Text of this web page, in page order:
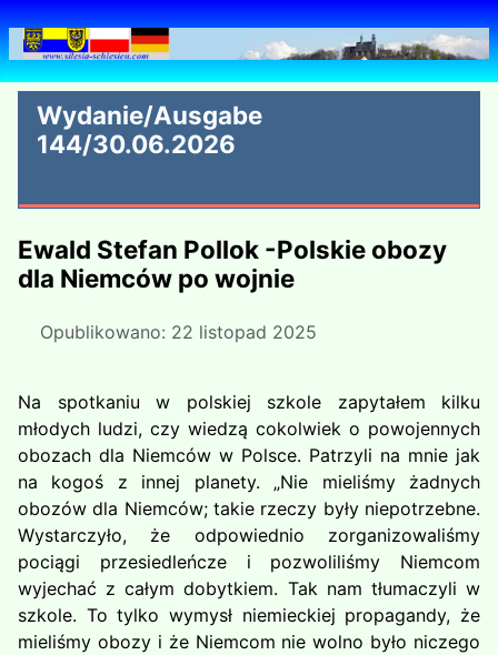
Wydanie/Ausgabe
144/30.06.2026
Ewald Stefan Pollok -Polskie obozy
dla Niemców po wojnie
Opublikowano: 22 listopad 2025
Na spotkaniu w polskiej szkole zapytałem kilku
młodych ludzi, czy wiedzą cokolwiek o powojennych
obozach dla Niemców w Polsce. Patrzyli na mnie jak
na kogoś z innej planety. „Nie mieliśmy żadnych
obozów dla Niemców; takie rzeczy były niepotrzebne.
Wystarczyło, że odpowiednio zorganizowaliśmy
pociągi przesiedleńcze i pozwoliliśmy Niemcom
wyjechać z całym dobytkiem. Tak nam tłumaczyli w
szkole. To tylko wymysł niemieckiej propagandy, że
mieliśmy obozy i że Niemcom nie wolno było niczego